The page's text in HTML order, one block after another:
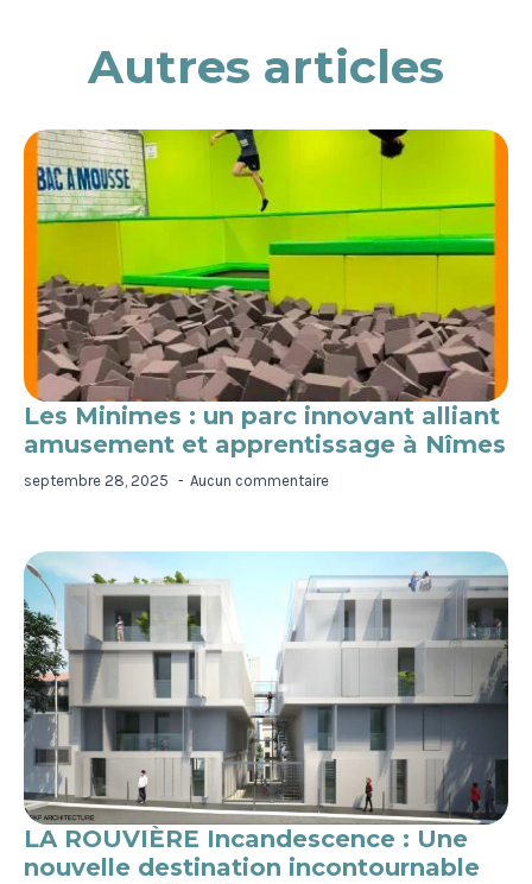
Autres articles
Les Minimes : un parc innovant alliant
amusement et apprentissage à Nîmes
septembre 28, 2025 Aucun commentaire
LA ROUVIÈRE Incandescence : Une
nouvelle destination incontournable